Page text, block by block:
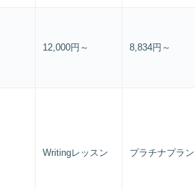
12,000円～ 8,834円～
Writingレッスン プラチナプラン